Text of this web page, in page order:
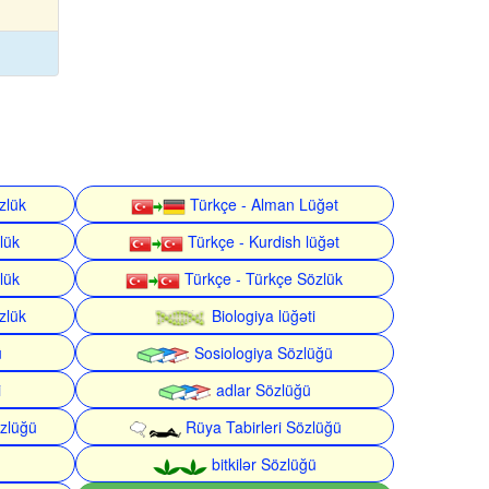
Türkçe - Alman Lüğət
Türkçe - Kurdish lüğət
Türkçe - Türkçe Sözlük
Biologiya lüğəti
Sosiologiya Sözlüğü
adlar Sözlüğü
Rüya Tabirleri Sözlüğü
bitkilər Sözlüğü